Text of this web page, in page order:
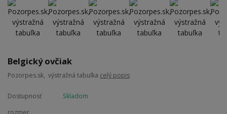
Belgický ovčiak
Pozorpes.sk, výstražná tabuľka celý popis
Dostupnosť
Skladom